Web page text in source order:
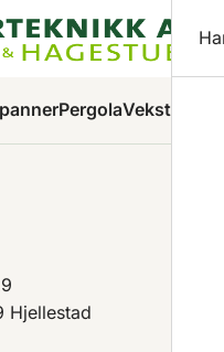
PergolaVeksthus
Hjellestad